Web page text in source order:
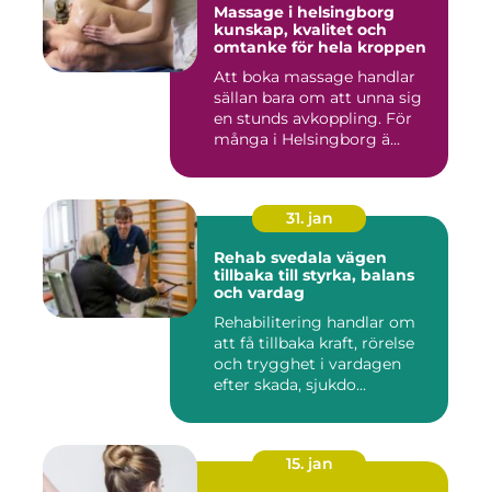
Massage i helsingborg
kunskap, kvalitet och
omtanke för hela kroppen
Att boka massage handlar
sällan bara om att unna sig
en stunds avkoppling. För
många i Helsingborg ä...
31. jan
Rehab svedala vägen
tillbaka till styrka, balans
och vardag
Rehabilitering handlar om
att få tillbaka kraft, rörelse
och trygghet i vardagen
efter skada, sjukdo...
15. jan